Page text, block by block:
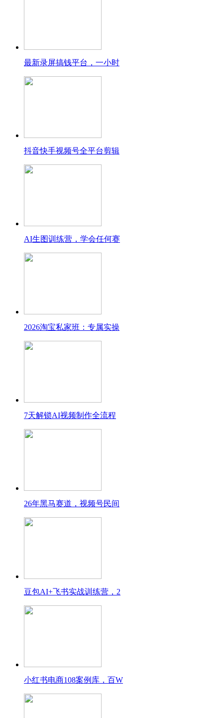
最新录屏搞钱平台，一小时
抖音快手视频号全平台剪辑
AI生图训练营，学会任何赛
2026淘宝私家班：专属实操
7天解锁AI视频制作全流程
26年黑马赛道，视频号民间
豆包AI+飞书实战训练营，2
小红书电商108案例库，百W